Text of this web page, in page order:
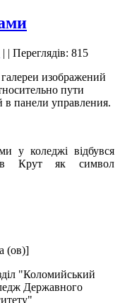
| | Переглядів: 815
изображений
пути
в панели управления.
у коледжі відбувся
Крут як символ
(ов)]
"Коломийський
Державного